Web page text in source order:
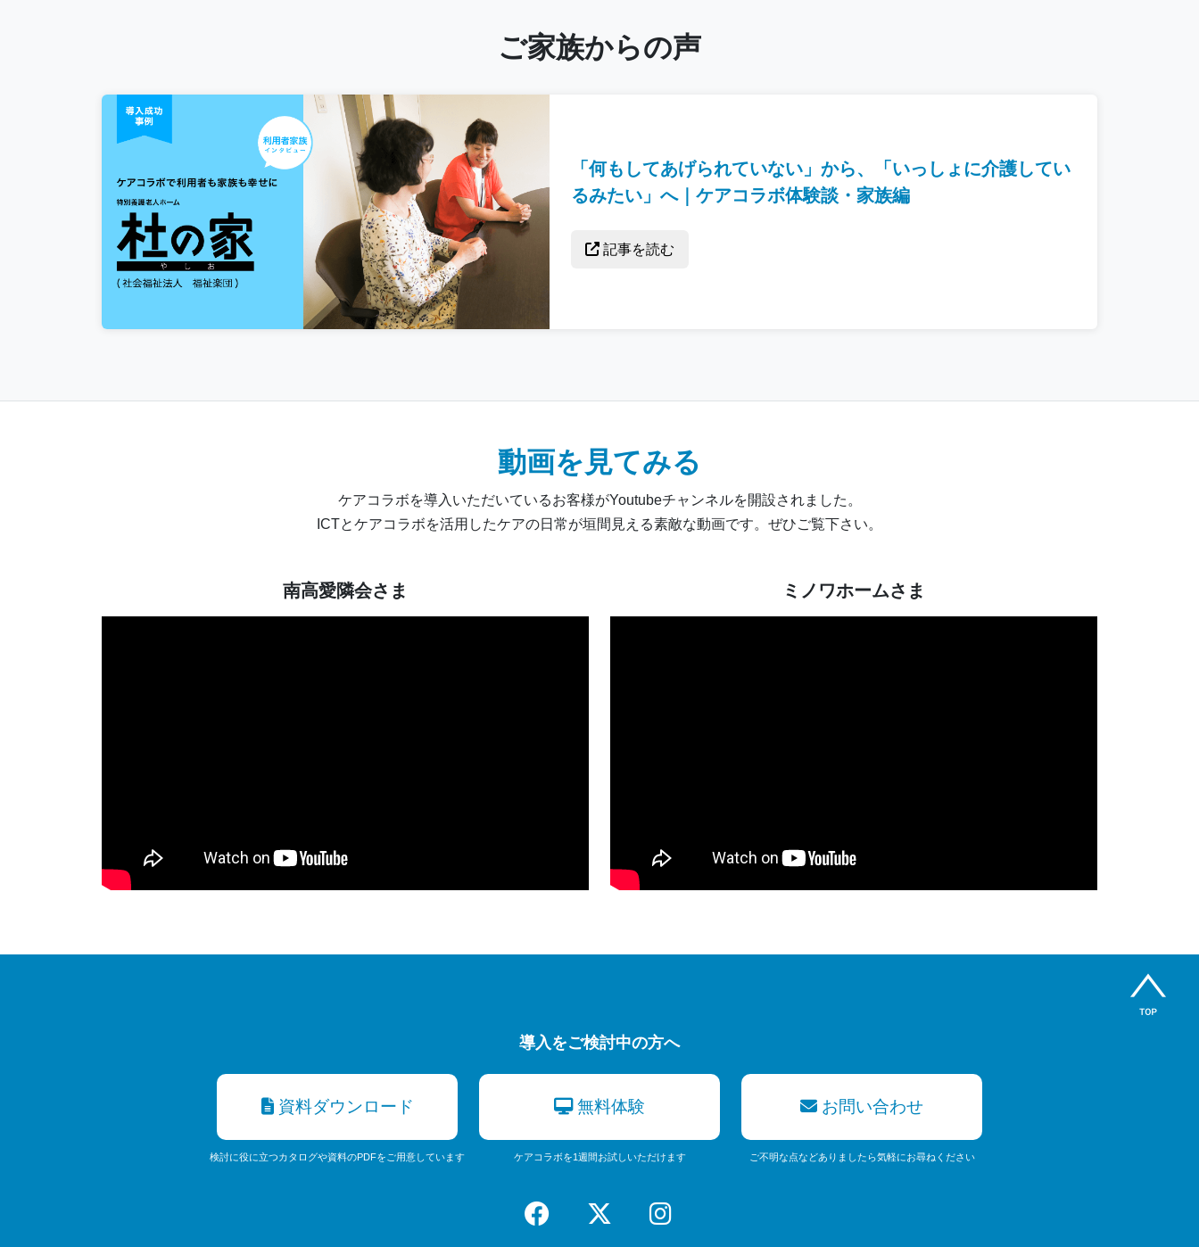
ご家族からの声
「何もしてあげられていない」から、「いっしょに介護してい
るみたい」へ｜ケアコラボ体験談・家族編
記事を読む
動画を見てみる
ケアコラボを導入いただいているお客様がYoutubeチャンネルを開設されました。
ICTとケアコラボを活用したケアの日常が垣間見える素敵な動画です。ぜひご覧下さい。
南高愛隣会さま ミノワホームさま
導入をご検討中の方へ
資料ダウンロード
検討に役に立つカタログや資料のPDFをご用意しています
無料体験
ケアコラボを1週間お試しいただけます
お問い合わせ
ご不明な点などありましたら気軽にお尋ねください